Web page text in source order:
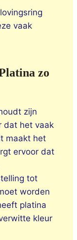
vaak
zo
zijn
dat het vaak
maakt het
ervoor dat
tot
worden
platina
kleur